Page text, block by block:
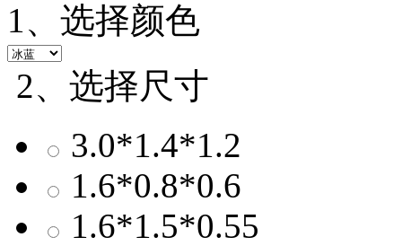
1、选择颜色
2、选择尺寸
3.0*1.4*1.2
1.6*0.8*0.6
1.6*1.5*0.55